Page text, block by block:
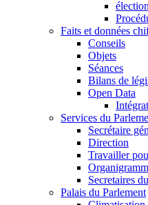
Faits et données
Conseils
Objets
Séances
Bilans de
Open Data
Services du
Secrétaire
Direction
Travailler
Secretaires
Palais du Parlement